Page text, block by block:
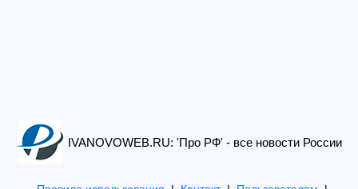
IVANOVOWEB.RU: 'Про РФ' - все новости России